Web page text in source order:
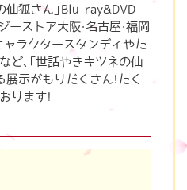
仙狐さん」Blu-ray&DVD
ストア大阪・名古屋・福岡
ャラクタースタンディやた
ど、「世話やきキツネの仙
示がもりだくさん！たく
ります！